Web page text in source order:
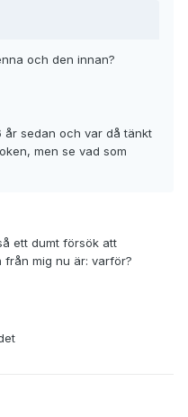
och den innan?
år sedan och var då tänkt
men se vad som
ett dumt försök att
från mig nu är: varför?